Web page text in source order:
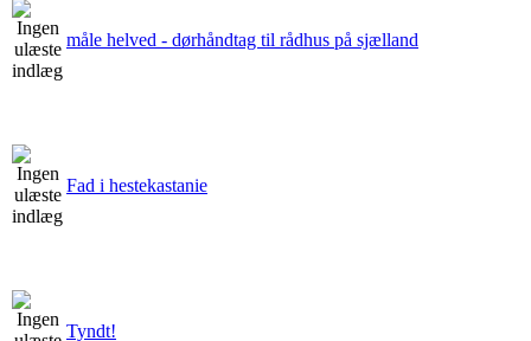
måle helved - dørhåndtag til rådhus på sjælland
Fad i hestekastanie
Tyndt!